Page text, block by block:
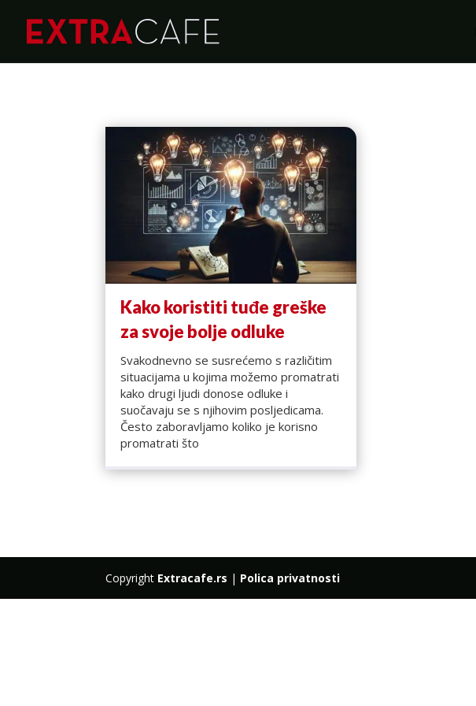
Kako koristiti tuđe greške
za svoje bolje odluke
Svakodnevno se susrećemo s različitim
situacijama u kojima možemo promatrati
kako drugi ljudi donose odluke i
suočavaju se s njihovim posljedicama.
Često zaboravljamo koliko je korisno
promatrati što
Copyright Extracafe.rs | Polica privatnosti